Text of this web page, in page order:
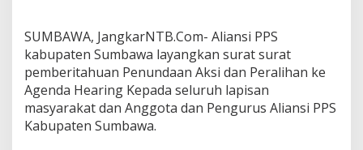
SUMBAWA, JangkarNTB.Com- Aliansi PPS
kabupaten Sumbawa layangkan surat surat
pemberitahuan Penundaan Aksi dan Peralihan ke
Agenda Hearing Kepada seluruh lapisan
masyarakat dan Anggota dan Pengurus Aliansi PPS
Kabupaten Sumbawa.